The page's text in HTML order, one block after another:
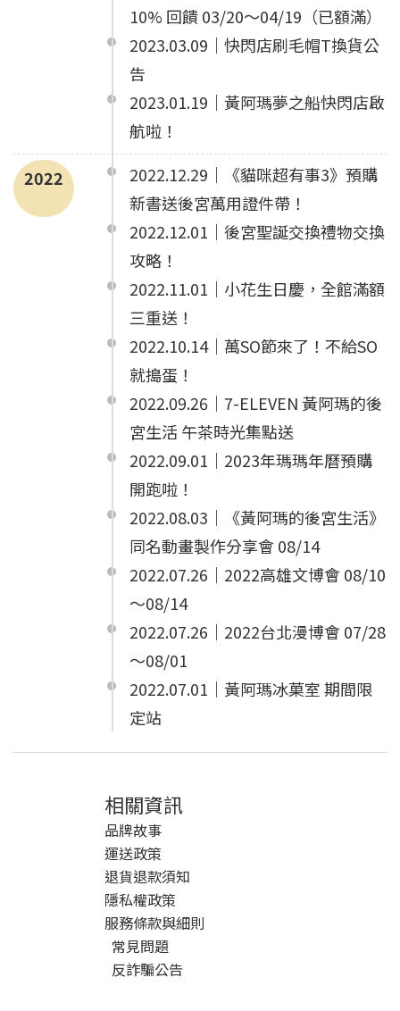
10% 回饋 03/20～04/19（已額滿）
2023.03.09｜快閃店刷毛帽T換貨公
告
2023.01.19｜黃阿瑪夢之船快閃店啟
航啦！
2022
2022.12.29｜《貓咪超有事3》預購
新書送後宮萬用證件帶！
2022.12.01｜後宮聖誕交換禮物交換
攻略！
2022.11.01｜小花生日慶，全館滿額
三重送！
2022.10.14｜萬SO節來了！不給SO
就搗蛋！
2022.09.26｜7-ELEVEN 黃阿瑪的後
宮生活 午茶時光集點送
2022.09.01｜2023年瑪瑪年曆預購
開跑啦！
2022.08.03｜《黃阿瑪的後宮生活》
同名動畫製作分享會 08/14
2022.07.26｜2022高雄文博會 08/10
～08/14
2022.07.26｜2022台北漫博會 07/28
～08/01
2022.07.01｜黃阿瑪冰菓室 期間限
定站
相關資訊
品牌故事
運送政策
退貨退款須知
隱私權政策
服務條款與細則
常見問題
反詐騙公告